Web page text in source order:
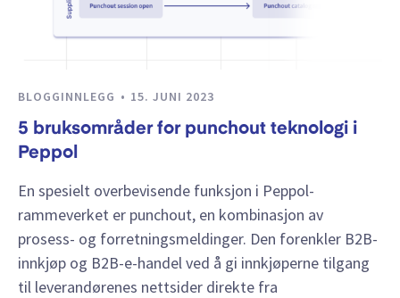
BLOGGINNLEGG 15. JUNI 2023
5 bruksområder for punchout teknologi i
Peppol
En spesielt overbevisende funksjon i Peppol-
rammeverket er punchout, en kombinasjon av
prosess- og forretningsmeldinger. Den forenkler B2B-
innkjøp og B2B-e-handel ved å gi innkjøperne tilgang
til leverandørenes nettsider direkte fra